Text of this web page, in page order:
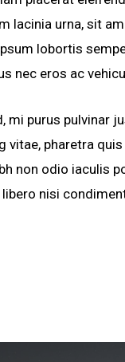
lacinia urna, sit
lobortis
nec eros ac
purus pulvinar
vitae, pharetra
non odio iaculis
nisi